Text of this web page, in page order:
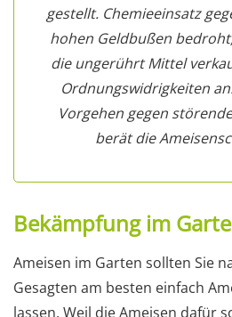
gestellt. Chemieeinsatz
hohen Geldbußen
die ungerührt Mittel
Ordnungswidrigkeiten
Vorgehen gegen
berät die
Bekämpfung im
Ameisen im Garten sollten Sie
Gesagten am besten einfach
lassen. Weil die Ameisen dafür